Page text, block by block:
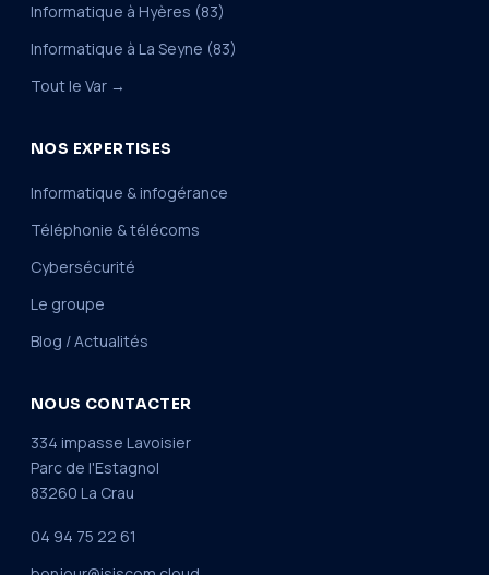
Informatique à Hyères (83)
Informatique à La Seyne (83)
Tout le Var →
NOS EXPERTISES
Informatique & infogérance
Téléphonie & télécoms
Cybersécurité
Le groupe
Blog / Actualités
NOUS CONTACTER
334 impasse Lavoisier
Parc de l'Estagnol
83260 La Crau
04 94 75 22 61